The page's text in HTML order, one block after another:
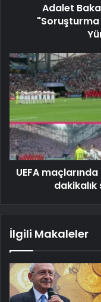
Adalet
UEFA
İlgili Makaleler